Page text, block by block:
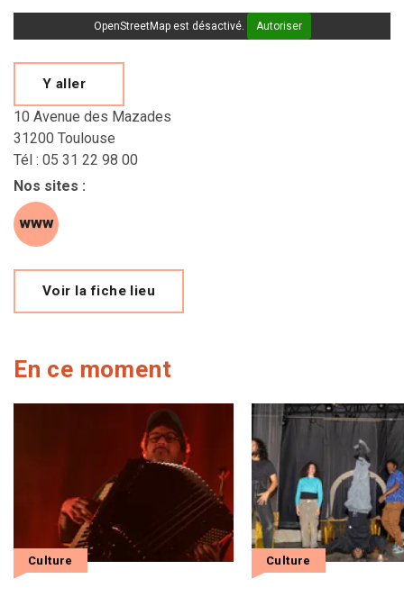
OpenStreetMap est désactivé. Autoriser
Y aller
10 Avenue des Mazades
31200 Toulouse
Tél : 05 31 22 98 00
Nos sites :
site web (s'ouvre dans une nouvelle fenêtre)
Voir la fiche lieu
En ce moment
Culture Culture